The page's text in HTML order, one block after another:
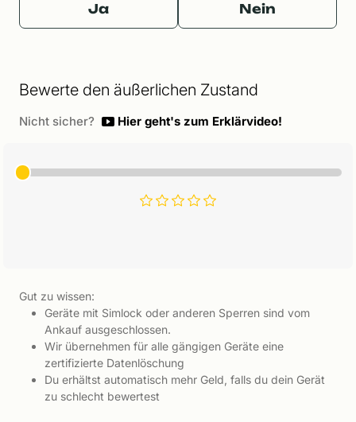
Ja Nein
Bewerte den äußerlichen Zustand
Nicht sicher? Hier geht's zum Erklärvideo!
Gut zu wissen:
Geräte mit Simlock oder anderen Sperren sind vom
Ankauf ausgeschlossen.
Wir übernehmen für alle gängigen Geräte eine
zertifizierte Datenlöschung
Du erhältst automatisch mehr Geld, falls du dein Gerät
zu schlecht bewertest